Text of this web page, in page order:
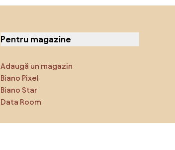
Pentru magazine
Adaugă un magazin
Biano Pixel
Biano Star
Data Room